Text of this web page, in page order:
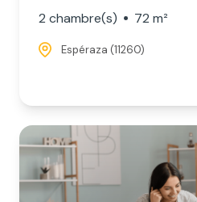
2 chambre(s)
72 m²
Espéraza (11260)